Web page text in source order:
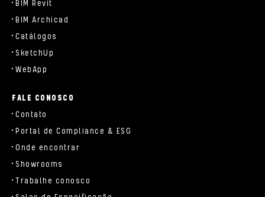
BIM Revit
BIM Archicad
Catálogos
SketchUp
WebApp
FALE CONOSCO
Contato
Portal de Compliance & ESG
Onde encontrar
Showrooms
Trabalhe conosco